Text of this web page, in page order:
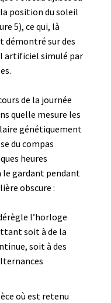
position du soleil
5), ce qui, là
sur des
artificiel simulé par
de la journée
quelle mesure les
génétiquement
du compas
heures
le gardant pendant
obscure :
l’horloge
soit à de la
soit à des
où est retenu